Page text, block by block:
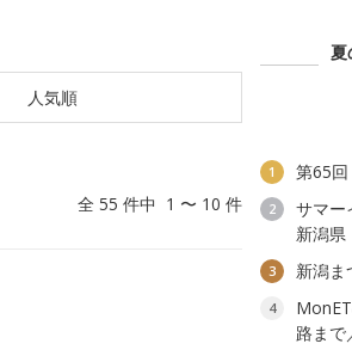
人気順
全 55 件中 1 〜 10 件
夏
1 第65
2
サマー
新潟県
3 新潟ま
4
路まで